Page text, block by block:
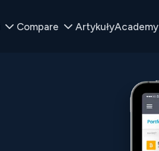
Compare ArtykułyAcademy